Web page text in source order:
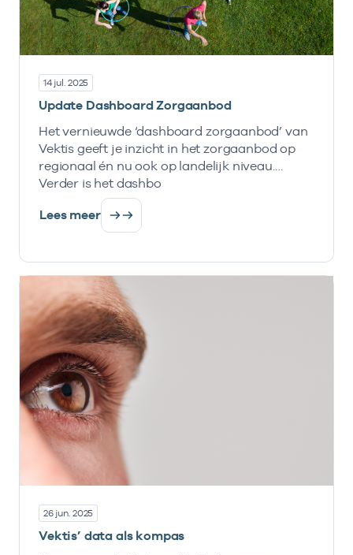
14 jul. 2025
Update Dashboard Zorgaanbod
Het vernieuwde ‘dashboard zorgaanbod’ van
Vektis geeft je inzicht in het zorgaanbod op
regionaal én nu ook op landelijk niveau.
Verder is het dashbo
Lees meer
26 jun. 2025
Vektis’ data als kompas